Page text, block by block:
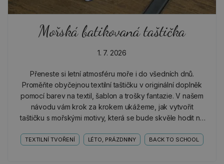
Mořská batikovaná taštička
1. 7. 2026
Přeneste si letní atmosféru moře i do všedních dnů.
Proměňte obyčejnou textilní taštičku v originální doplněk
pomocí barev na textil, šablon a trošky fantazie. V našem
návodu vám krok za krokem ukážeme, jak vytvořit
taštičku s mořskými motivy, která se bude skvěle hodit na
TEXTILNÍ TVOŘENÍ LÉTO, PRÁZDNINY BACK TO SCHOOL